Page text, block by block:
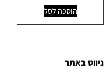
הוספה לסל
ניווט באתר